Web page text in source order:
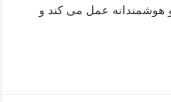
و ھوشمندانه عمل می کند و